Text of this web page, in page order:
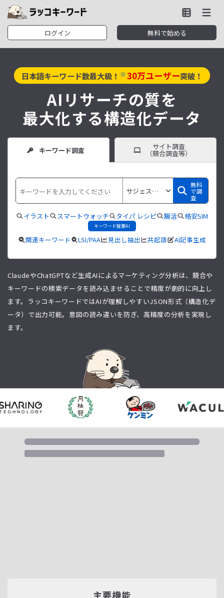
ログイン 無料で始める
日本語キーワード数最大級！ ※30万ユーザー突破！
AIリサーチの質を
最大化する構造化データ
キーワード調査 サイト調査
（競合調査等）
無料
で調
査
イラスト スマートウォッチ タイパ レシピ 腸活 格安SIM
キーワード提案AI
関連キーワード LSI/PAA 見出し抽出 共起語 AI記事生成
ClaudeやChatGPTなど生成AIによるマーケティング分析は、競合や
キーワードの検索データを読み込ませることで精度が劇的に向上し
ます。ラッコキーワードではAIが理解しやすいJSON形式（構造化デ
ータ）で出力可能。意図の読み違いを防ぎ、高精度の分析を実現し
ます。
主要機能